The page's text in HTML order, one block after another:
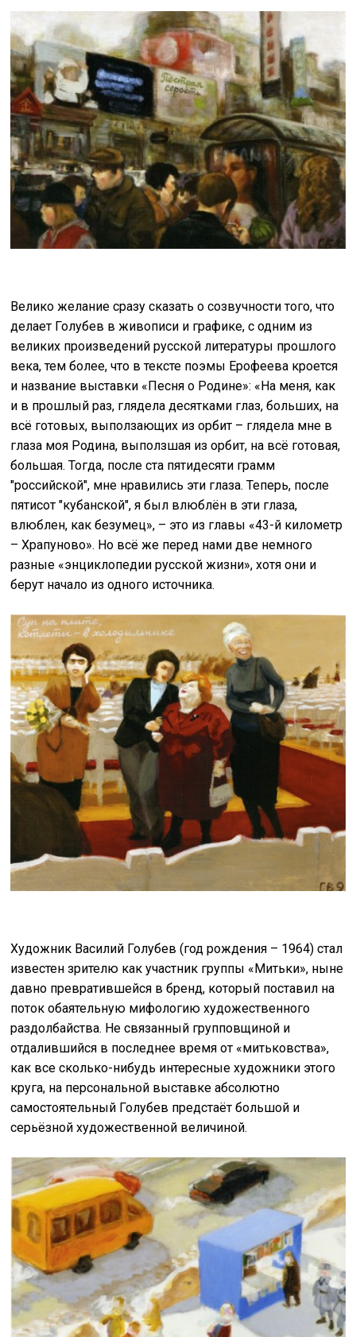
Велико желание сразу сказать о созвучности того, что
делает Голубев в живописи и графике, с одним из
великих произведений русской литературы прошлого
века, тем более, что в тексте поэмы Ерофеева кроется
и название выставки «Песня о Родине»: «На меня, как
и в прошлый раз, глядела десятками глаз, больших, на
всё готовых, выползающих из орбит – глядела мне в
глаза моя Родина, выползшая из орбит, на всё готовая,
большая. Тогда, после ста пятидесяти грамм
"российской", мне нравились эти глаза. Теперь, после
пятисот "кубанской", я был влюблён в эти глаза,
влюблен, как безумец», – это из главы «43-й километр
– Храпуново». Но всё же перед нами две немного
разные «энциклопедии русской жизни», хотя они и
берут начало из одного источника.
Художник Василий Голубев (год рождения – 1964) стал
известен зрителю как участник группы «Митьки», ныне
давно превратившейся в бренд, который поставил на
поток обаятельную мифологию художественного
раздолбайства. Не связанный групповщиной и
отдалившийся в последнее время от «митьковства»,
как все сколько-нибудь интересные художники этого
круга, на персональной выставке абсолютно
самостоятельный Голубев предстаёт большой и
серьёзной художественной величиной.